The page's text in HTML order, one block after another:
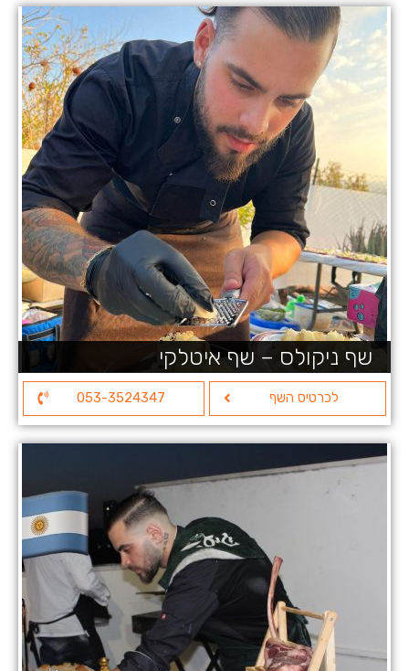
שף ניקולס – שף איטלקי
לכרטיס השף 053-3524347